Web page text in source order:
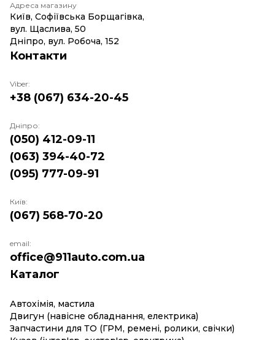
Адреса магазину
Київ, Софіївська Борщагівка,
вул. Щаслива, 50
Дніпро, вул. Робоча, 152
Каталог
Автохімія, мастила
Двигун (навісне обладнання, електрика)
Запчастини для ТО (ГРМ, ремені, ролики, свічки)
Контакти
Viber:
+38 (067) 634-20-45
Дніпро:
(050) 412-09-11
(063) 394-40-72
(095) 777-09-91
Київ:
(067) 568-70-20
email:
office@911auto.com.ua